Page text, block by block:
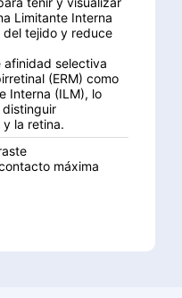
Limitante Interna
del tejido y reduce
afinidad selectiva
(ERM) como
Interna (ILM), lo
distinguir
y la retina.
máxima